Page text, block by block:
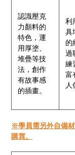
認識壓克
力顏料的
特色，運
用厚塗、
堆疊等技
法，創作
有故事感
的插畫。
利
具
的
過
練
富
人
※學員需另外自備
購買。